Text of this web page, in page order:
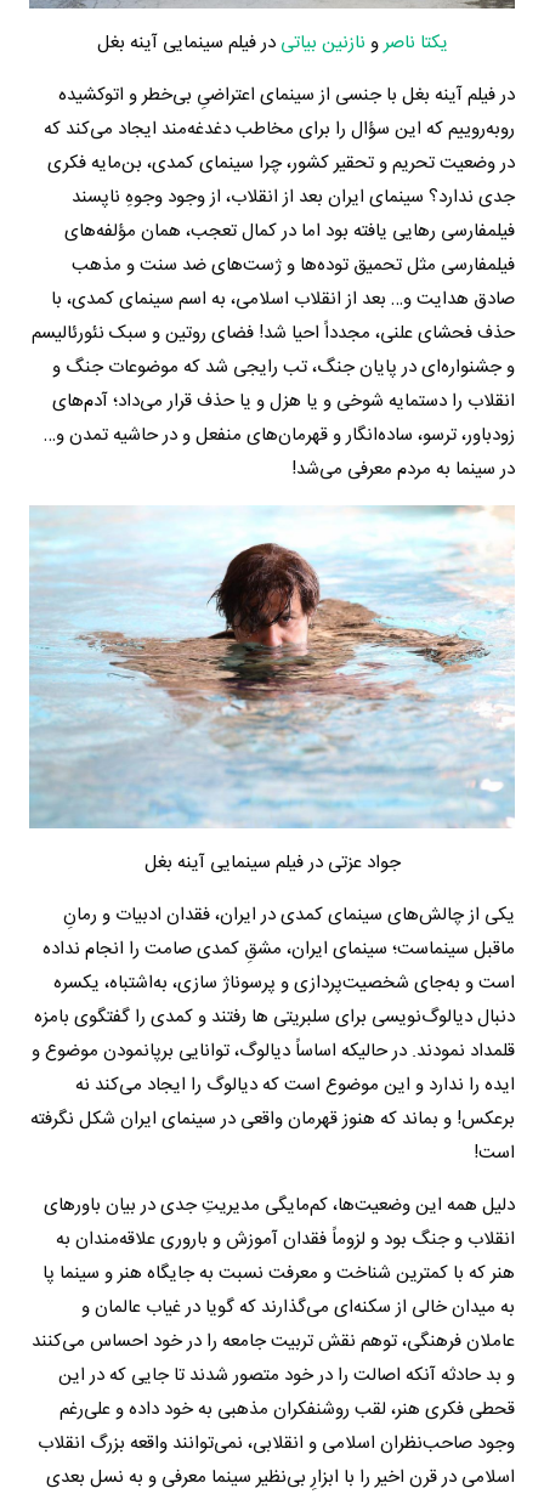
یکتا ناصرو نازنین بیاتی در فیلم سینمایی آینه بغل
در فیلم آینه بغل با جنسی از سینمای اعتراضیِ بی‌خطر و اتوکشیده
روبه‌روییم که این سؤال را برای مخاطب دغدغه‌مند ایجاد می‌کند که
در وضعیت تحریم و تحقیر کشور، چرا سینمای کمدی، بن‌مایه فکری
جدی ندارد؟ سینمای ایران بعد از انقلاب، از وجود وجوهِ ناپسند
فیلمفارسی رهایی یافته بود اما در کمال تعجب، همان مؤلفه‌های
فیلمفارسی مثل تحمیق توده‌ها و ژست‌های ضد سنت و مذهب
صادق هدایت و… بعد از انقلاب اسلامی، به اسم سینمای کمدی، با
حذف فحشای علنی، مجدداً احیا شد! فضای روتین و سبک نئورئالیسم
و جشنواره‌ای در پایان جنگ، تب رایجی شد که موضوعات جنگ و
انقلاب را دستمایه شوخی و یا هزل و یا حذف قرار می‌داد؛ آدم‌های
زودباور، ترسو، ساده‌انگار و قهرمان‌های منفعل و در حاشیه تمدن و…
در سینما به مردم معرفی می‌شد!
جواد عزتی در فیلم سینمایی آینه بغل
یکی از چالش‌های سینمای کمدی در ایران، فقدان ادبیات و رمانِ
ماقبل سینماست؛ سینمای ایران، مشقِ کمدی صامت را انجام نداده
است و به‌جای شخصیت‌پردازی و پرسوناژ سازی، به‌اشتباه، یکسره
دنبال دیالوگ‌نویسی برای سلبریتی ها رفتند و کمدی را گفتگوی بامزه
قلمداد نمودند. در حالیکه اساساً دیالوگ، توانایی برپانمودن موضوع و
ایده را ندارد و این موضوع است که دیالوگ را ایجاد می‌کند نه
برعکس! و بماند که هنوز قهرمان واقعی در سینمای ایران شکل نگرفته
است!
دلیل همه این وضعیت‌ها، کم‌مایگی مدیریتِ جدی در بیان باورهای
انقلاب و جنگ بود و لزوماً فقدان آموزش و باروری علاقه‌مندان به
هنر که با کمترین شناخت و معرفت نسبت به جایگاه هنر و سینما پا
به میدان خالی از سکنه‌ای می‌گذارند که گویا در غیاب عالمان و
عاملان فرهنگی، توهم نقش تربیت جامعه را در خود احساس می‌کنند
و بد حادثه آنکه اصالت را در خود متصور شدند تا جایی که در این
قحطی فکری هنر، لقب روشنفکران مذهبی به خود داده و علی‌رغم
وجود صاحب‌نظران اسلامی و انقلابی، نمی‌توانند واقعه بزرگ انقلاب
اسلامی در قرن اخیر را با ابزارِ بی‌نظیر سینما معرفی و به نسل بعدی